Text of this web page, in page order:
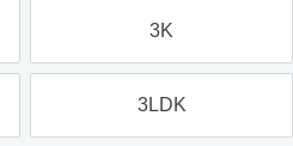
3K
3LDK